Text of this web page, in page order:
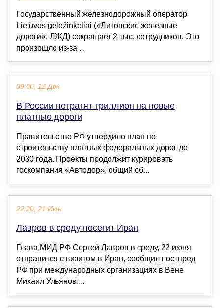
Государственный железнодорожный оператор
Lietuvos geležinkeliai («Литовские железные
дороги», ЛЖД) сокращает 2 тыс. сотрудников. Это
произошло из-за ...
09:00, 12 Дек
В России потратят триллион на новые
платные дороги
Правительство РФ утвердило план по
строительству платных федеральных дорог до
2030 года. Проекты продолжит курировать
госкомпания «Автодор», общий об...
22:20, 21 Июн
Лавров в среду посетит Иран
Глава МИД РФ Сергей Лавров в среду, 22 июня
отправится с визитом в Иран, сообщил постпред
РФ при международных организациях в Вене
Михаил Ульянов....